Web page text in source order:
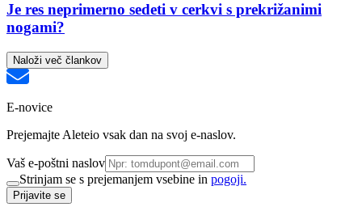
Je res neprimerno sedeti v cerkvi s prekrižanimi
nogami?
Naloži več člankov
E-novice
Prejemajte Aleteio vsak dan na svoj e-naslov.
Vaš e-poštni naslov
Strinjam se s prejemanjem vsebine in pogoji.
Prijavite se